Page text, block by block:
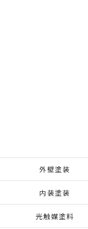
外壁塗装
内装塗装
光触媒塗料